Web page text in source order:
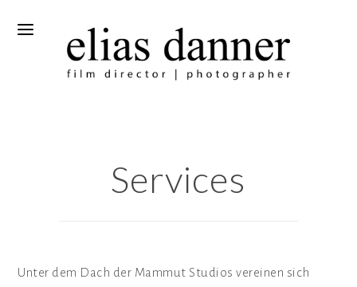
Services
Unter dem Dach der Mammut Studios vereinen sich